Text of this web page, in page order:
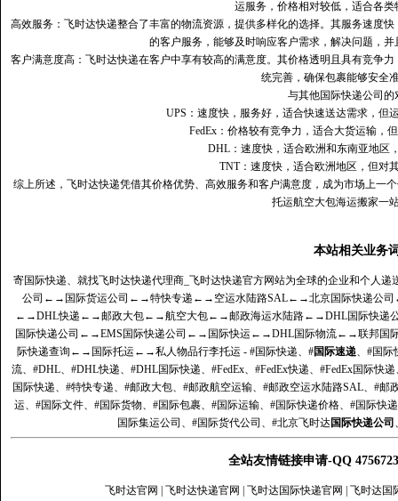
运服务，价格相对较低，适合各
高效服务：飞时达快递整合了丰富的物流资源，提供多样化的选择。其服务速度
的客户服务，能够及时响应客户需求，解决问题，
客户满意度高‌：飞时达快递在客户中享有较高的满意度。其价格透明且具有竞争
统完善，确保包裹能够安全
与其他国际快递公司的
UPS：速度快，服务好，适合快速送达需求，但
FedEx：价格较有竞争力，适合大货运输，
DHL：速度快，适合欧洲和东南亚地区
TNT：速度快，适合欧洲地区，但对
综上所述，飞时达快递凭借其价格优势、高效服务和客户满意度，成为市场上一
托运航空大包海运搬家一
本站相关业务
寄国际快递、就找飞时达快递代理商_飞时达快递官方网站为全球的企业和个人递
公司 ←→ 国际货运公司 ←→特快专递 ←→ 空运水陆路SAL←→北京国际快递公司
←→DHL快递 ←→邮政大包←→航空大包←→邮政海运水陆路←→DHL国际快递
国际快递公司 ←→EMS国际快递公司 ←→ 国际快运←→DHL国际物流←→联邦国
际快递查询 ←→ 国际托运←→私人物品行李托运 - #国际快递、#国际速递、#国际
流、#DHL、#DHL快递、#DHL国际快递、#FedEx、#FedEx快递、#FedEx国际快
国际快递、#特快专递、#邮政大包、#邮政航空运输、#邮政空运水陆路SAL、#
运、#国际文件、#国际货物、#国际包裹、#国际运输、#国际快递价格、#国际快
国际集运公司、#国际货代公司、#北京飞时达国际快递公司
全站友情链接申请-QQ
飞时达官网 飞时达快递官网 飞时达国际快递官网 飞时达国